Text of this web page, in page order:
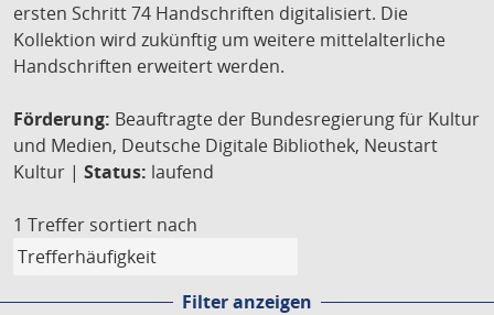
ersten Schritt 74 Handschriften digitalisiert. Die
Kollektion wird zukünftig um weitere mittelalterliche
Handschriften erweitert werden.
Förderung: Beauftragte der Bundesregierung für Kultur
und Medien, Deutsche Digitale Bibliothek, Neustart
Kultur | Status: laufend
1 Treffer sortiert nach
Filter anzeigen